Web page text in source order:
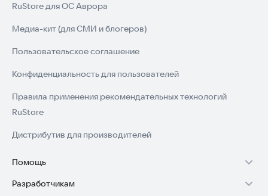
RuStore для ОС Аврора
Медиа-кит (для СМИ и блогеров)
Пользовательское соглашение
Конфиденциальность для пользователей
Правила применения рекомендательных технологий
RuStore
Дистрибутив для производителей
Помощь
Установка RuStore на TV
Разработчикам